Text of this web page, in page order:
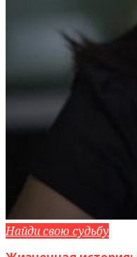
Найди свою судьбу